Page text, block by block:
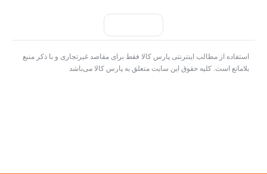
استفاده از مطالب اینترنتی پارس کالا فقط برای مقاصد غیرتجاری و با ذکر منبع
بلامانع است. کلیه حقوق این سایت متعلق به پارس کالا می‌باشد